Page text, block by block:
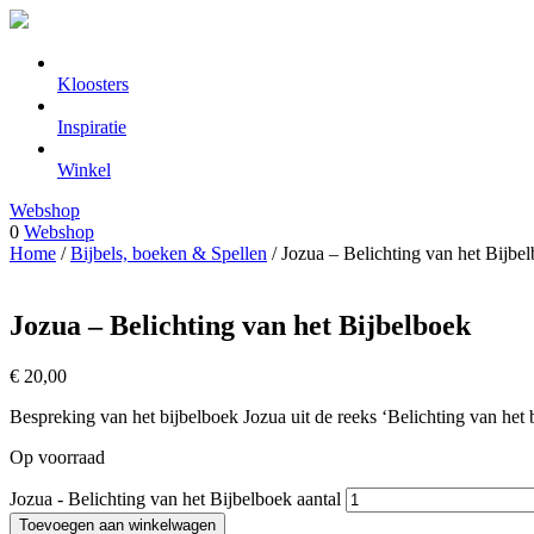
Kloosters
Inspiratie
Winkel
Webshop
0 Webshop
Home /Bijbels, boeken & Spellen / Jozua – Belichting van het
Jozua – Belichting van het Bijbelboek
€ 20,00
Bespreking van het bijbelboek Jozua uit de reeks ‘Belichting van het
Op voorraad
Jozua - Belichting van het Bijbelboek aantal
Toevoegen aan winkelwagen